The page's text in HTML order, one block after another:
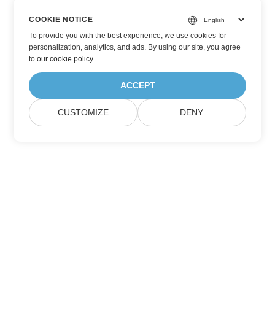
COOKIE NOTICE
To provide you with the best experience, we use cookies for
personalization, analytics, and ads. By using our site, you agree
toour cookie policy.
ACCEPT
CUSTOMIZE DENY